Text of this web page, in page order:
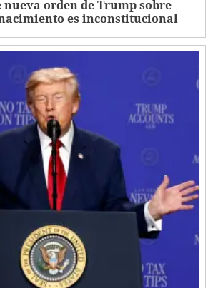
orden de Trump sobre
es inconstitucional